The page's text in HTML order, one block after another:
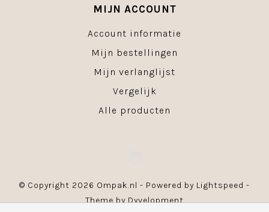
MIJN ACCOUNT
Account informatie
Mijn bestellingen
Mijn verlanglijst
Vergelijk
Alle producten
© Copyright 2026 Ompak.nl - Powered by Lightspeed -
Theme byDyvelopment